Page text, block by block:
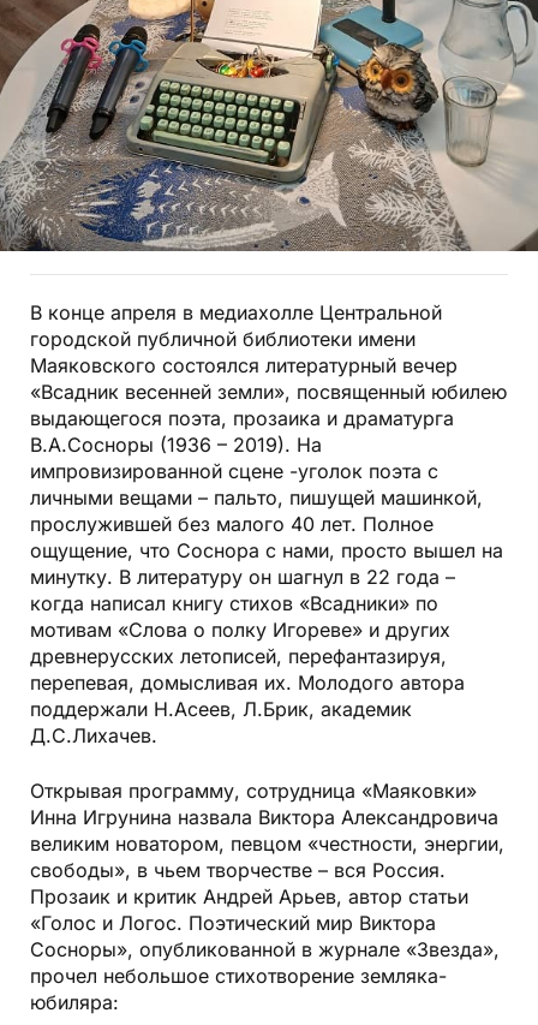
В конце апреля в медиахолле Центральной
городской публичной библиотеки имени
Маяковского состоялся литературный вечер
«Всадник весенней земли», посвященный юбилею
выдающегося поэта, прозаика и драматурга
В.А.Сосноры (1936 – 2019). На
импровизированной сцене -уголок поэта с
личными вещами – пальто, пишущей машинкой,
прослужившей без малого 40 лет. Полное
ощущение, что Соснора с нами, просто вышел на
минутку. В литературу он шагнул в 22 года –
когда написал книгу стихов «Всадники» по
мотивам «Слова о полку Игореве» и других
древнерусских летописей, перефантазируя,
перепевая, домысливая их. Молодого автора
поддержали Н.Асеев, Л.Брик, академик
Д.С.Лихачев.
Открывая программу, сотрудница «Маяковки»
Инна Игрунина назвала Виктора Александровича
великим новатором, певцом «честности, энергии,
свободы», в чьем творчестве – вся Россия.
Прозаик и критик Андрей Арьев, автор статьи
«Голос и Логос. Поэтический мир Виктора
Сосноры», опубликованной в журнале «Звезда»,
прочел небольшое стихотворение земляка-
юбиляра: